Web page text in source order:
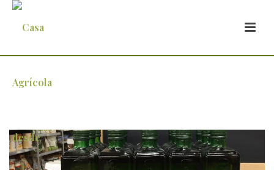
1 (1)